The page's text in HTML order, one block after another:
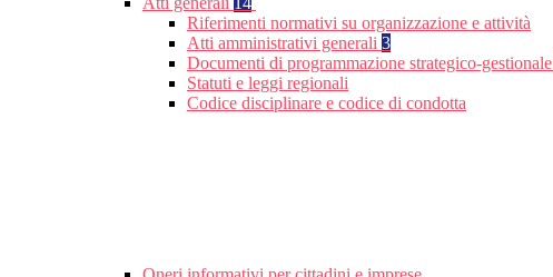
Riferimenti normativi su organizzazione e attività
Atti amministrativi generali 3
Documenti di programmazione strategico-gestionale
Statuti e leggi regionali
Codice disciplinare e codice di condotta